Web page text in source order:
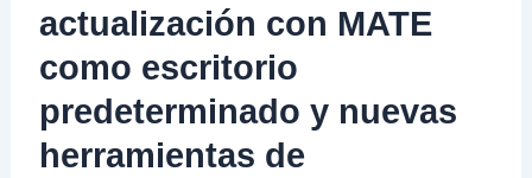
actualización con MATE
como escritorio
predeterminado y nuevas
herramientas de